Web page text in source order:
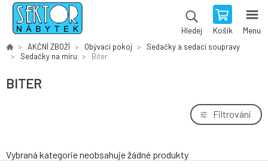
Hledej Košík Menu
AKČNÍ ZBOŽÍ Obývací pokoj
Sedačky a sedací soupravy
Sedačky na míru
Biter
BITER
Filtrování
Vybraná kategorie neobsahuje žádné produkty